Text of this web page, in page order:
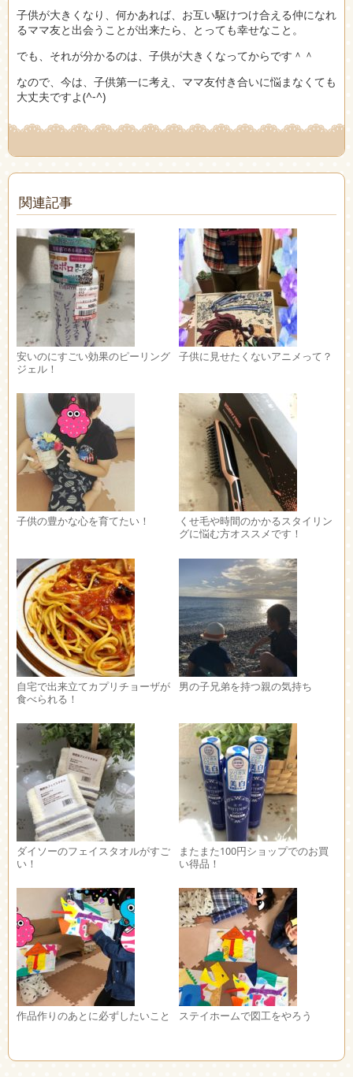
子供が大きくなり、何かあれば、お互い駆けつけ合える仲になれ
るママ友と出会うことが出来たら、とっても幸せなこと。
でも、それが分かるのは、子供が大きくなってからです＾＾
なので、今は、子供第一に考え、ママ友付き合いに悩まなくても
大丈夫ですよ(^-^)
関連記事
安いのにすごい効果のピーリング
ジェル！
子供に見せたくないアニメって？
子供の豊かな心を育てたい！
くせ毛や時間のかかるスタイリン
グに悩む方オススメです！
自宅で出来立てカプリチョーザが
食べられる！
男の子兄弟を持つ親の気持ち
ダイソーのフェイスタオルがすご
い！
またまた100円ショップでのお買
い得品！
作品作りのあとに必ずしたいこと ステイホームで図工をやろう